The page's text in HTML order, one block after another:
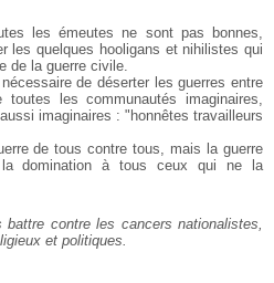
les émeutes ne sont pas bonnes,
les quelques hooligans et nihilistes qui
de la guerre civile.
de déserter les guerres entre
les communautés imaginaires,
imaginaires : "honnêtes travailleurs
de tous contre tous, mais la guerre
domination à tous ceux qui ne la
contre les cancers nationalistes,
et politiques.